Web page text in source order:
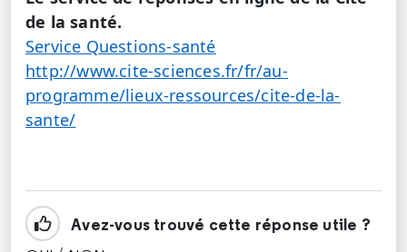
de la santé.
Service Questions-santé
http://www.cite-sciences.fr/fr/au-
programme/lieux-ressources/cite-de-la-
sante/
Avez-vous trouvé cette réponse utile ?